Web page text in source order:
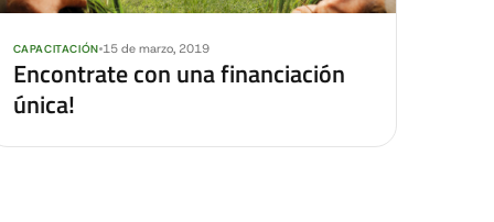
CAPACITACIÓN 15 de marzo, 2019
Encontrate con una financiación
única!